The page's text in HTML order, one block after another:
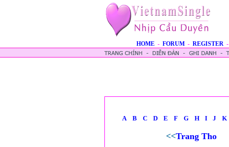
HOME - FORUM - REGISTER -
A B C D E F G H I J K
<<Trang Tho